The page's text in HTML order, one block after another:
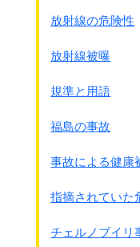
捜索第5連隊(連
◎南警備隊
ネグリセンビラ
その時点で第5師団
●2月25日の第5師団
馬来(マレ－)全域の
敗残兵及び 敵性華
放射線の危険性
放射線被曝
規準と用語
福島の事故
事故による健康
指摘されていた
チェルノブイリ